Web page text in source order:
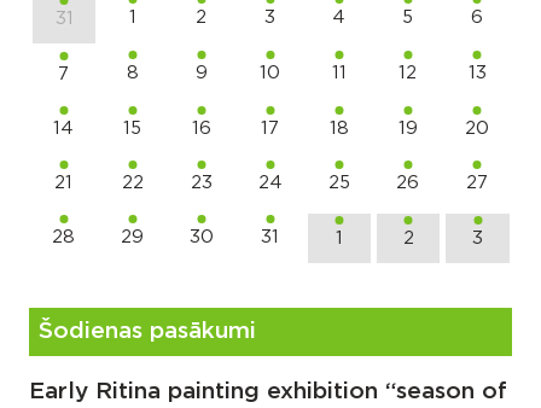
31 1 2 3 4 5 6
7 8 9 10 11 12 13
14 15 16 17 18 19 20
21 22 23 24 25 26 27
28 29 30 31 1 2 3
Šodienas pasākumi
Early Ritina painting exhibition “season of